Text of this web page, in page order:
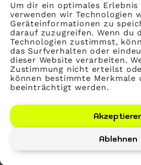
Um dir ein optimales Erlebnis
verwenden wir Technologien
Geräteinformationen zu
darauf zuzugreifen. Wenn du
Technologien zustimmst,
das Surfverhalten oder
dieser Website verarbeiten.
Zustimmung nicht erteilst
können bestimmte Merkmale
beeinträchtigt werden.
Ablehnen
Impressum
Kontakt
Datenschutz
Mitglied werden
LinkedIn
YouTube
Bundesverband Gesundheits-IT
2026©